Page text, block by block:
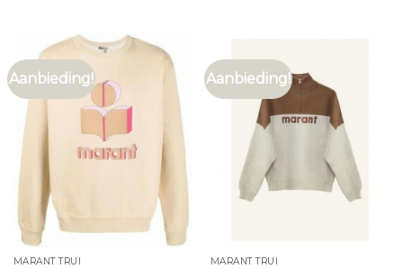
Aanbieding!
MARANT TRUI
Aanbieding!
MARANT TRUI